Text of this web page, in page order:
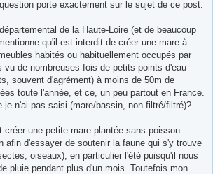
porte exactement sur le sujet de ce post.
de la Haute-Loire (et de beaucoup
qu'il est interdit de créer une mare à
habités ou habituellement occupés par
de nombreuses fois de petits points d'eau
souvent d'agrément) à moins de 50m de
toute l'année, et ce, un peu partout en France.
je n'ai pas saisi (mare/bassin, non filtré/filtré)?
créer une petite mare plantée sans poisson
afin d'essayer de soutenir la faune qui s'y trouve
oiseaux), en particulier l'été puisqu'il nous
pluie pendant plus d'un mois. Toutefois mon